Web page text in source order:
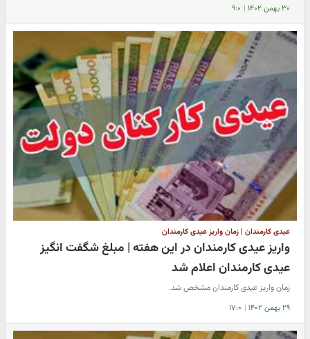
۳۰ بهمن ۱۴۰۲ | ۹:۰
عیدی کارمندان | زمان واریز عیدی کارمندان
واریز عیدی کارمندان در این هفته | مبلغ شگفت انگیز
عیدی کارمندان اعلام شد
زمان واریز عیدی کارمندان مشخص شد.
۲۹ بهمن ۱۴۰۲ | ۱۷:۰